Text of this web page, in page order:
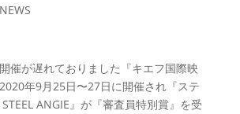
NEWS
催が遅れておりました『キエフ国際映
年9月25日〜27日に開催され『ステ
ANGIE』が『審査員特別賞』を受